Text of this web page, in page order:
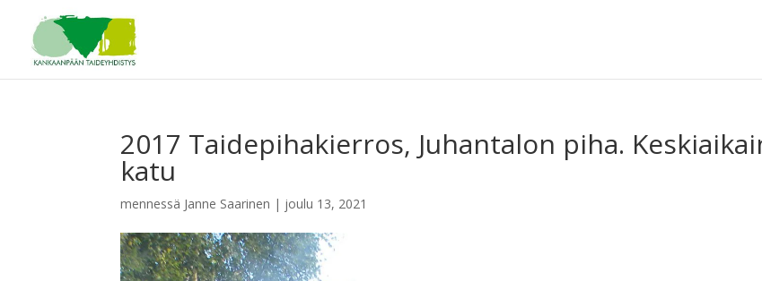
2017 Taidepihakierros, Juhantalon piha.
katu
mennessä Janne Saarinen | joulu 13, 2021